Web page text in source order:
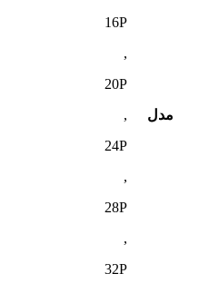
مدل
16P
,
20P
,
24P
,
28P
,
32P